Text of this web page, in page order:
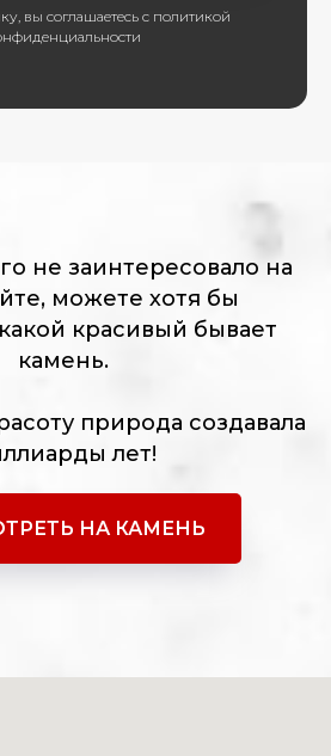
вы соглашаетесь с политикой
не заинтересовало на
можете хотя бы
красивый бывает
камень.
природа создавала
лет!
НА КАМЕНЬ